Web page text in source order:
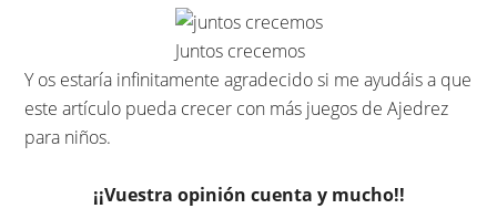
Juntos crecemos
Y os estaría infinitamente agradecido si me ayudáis a que
este artículo pueda crecer con más juegos de Ajedrez
para niños.
¡¡Vuestra opinión cuenta y mucho!!